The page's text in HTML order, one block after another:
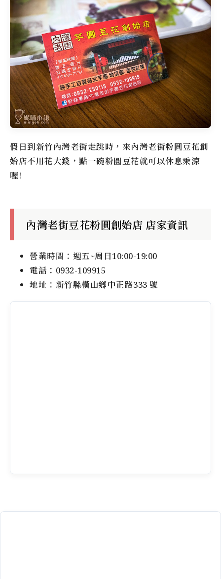
假日到新竹內灣老街走跳時，來內灣老街粉圓豆花創
始店不用花大錢，點一碗粉圓豆花就可以休息乘涼
喔!
內灣老街豆花粉圓創始店 店家資訊
營業時間：週五~周日10:00-19:00
電話：0932-109915
地址：新竹縣橫山鄉中正路333 號